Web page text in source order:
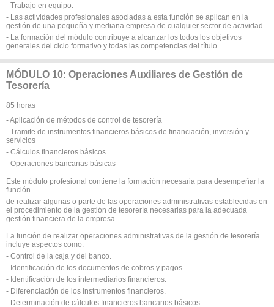
- Trabajo en equipo.
- Las actividades profesionales asociadas a esta función se aplican en la
gestión de una pequeña y mediana empresa de cualquier sector de actividad.
- La formación del módulo contribuye a alcanzar los todos los objetivos
generales del ciclo formativo y todas las competencias del título.
MÓDULO 10: Operaciones Auxiliares de Gestión de
Tesorería
85 horas
- Aplicación de métodos de control de tesorería
- Tramite de instrumentos financieros básicos de financiación, inversión y
servicios
- Cálculos financieros básicos
- Operaciones bancarias básicas
Este módulo profesional contiene la formación necesaria para desempeñar la
función
de realizar algunas o parte de las operaciones administrativas establecidas en
el procedimiento de la gestión de tesorería necesarias para la adecuada
gestión financiera de la empresa.
La función de realizar operaciones administrativas de la gestión de tesorería
incluye aspectos como:
- Control de la caja y del banco.
- Identificación de los documentos de cobros y pagos.
- Identificación de los intermediarios financieros.
- Diferenciación de los instrumentos financieros.
- Determinación de cálculos financieros bancarios básicos.